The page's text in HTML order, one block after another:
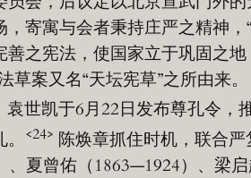
，寄寓与会者秉持庄严之精神，
善之宪法，使国家立于巩固之地
草案又名“天坛宪草”之所由来。
袁世凯于6月22日发布尊孔令，
<24> 陈焕章抓住时机，联合严
、夏曾佑（1863—1924）、梁